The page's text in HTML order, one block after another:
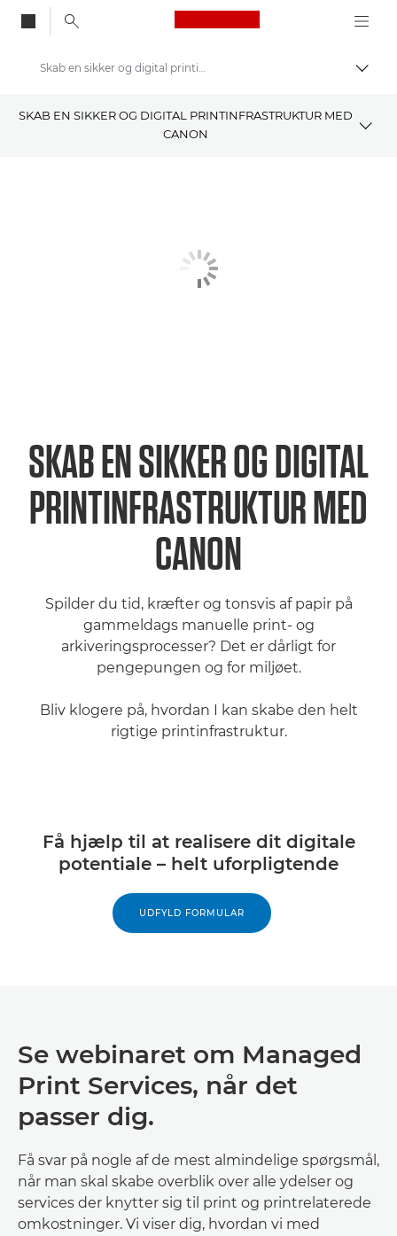
Canon Logo, back
Skift
Skab en sikker og digital printinfrastruktur
SKAB EN SIKKER OG DIGITAL PRINTINFRASTRUKTUR MED
CANON
SKAB EN SIKKER OG DIGITAL
PRINTINFRASTRUKTUR MED
CANON
Spilder du tid, kræfter og tonsvis af papir på
gammeldags manuelle print- og
arkiveringsprocesser? Det er dårligt for
pengepungen og for miljøet.
Bliv klogere på, hvordan I kan skabe den helt
rigtige printinfrastruktur.
Få hjælp til at realisere dit digitale
potentiale – helt uforpligtende
UDFYLD FORMULAR
Se webinaret om Managed
Print Services, når det
passer dig.
Få svar på nogle af de mest almindelige spørgsmål,
når man skal skabe overblik over alle ydelser og
services der knytter sig til print og printrelaterede
omkostninger. Vi viser dig, hvordan vi med